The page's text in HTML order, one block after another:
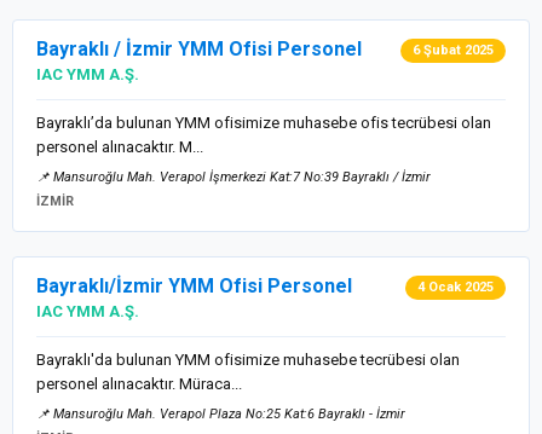
Bayraklı / İzmir YMM Ofisi Personel 6 Şubat 2025
IAC YMM A.Ş.
Bayraklı’da bulunan YMM ofisimize muhasebe ofis tecrübesi olan
personel alınacaktır. M...
📌 Mansuroğlu Mah. Verapol İşmerkezi Kat:7 No:39 Bayraklı / İzmir
İZMİR
Bayraklı/İzmir YMM Ofisi Personel 4 Ocak 2025
IAC YMM A.Ş.
Bayraklı'da bulunan YMM ofisimize muhasebe tecrübesi olan
personel alınacaktır. Müraca...
📌 Mansuroğlu Mah. Verapol Plaza No:25 Kat:6 Bayraklı - İzmir